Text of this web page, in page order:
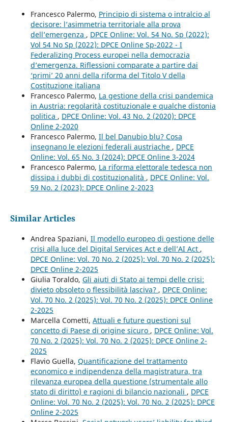
Francesco Palermo, Principio di sistema o intralcio al
decisore: l’asimmetria territoriale alla prova
dell’emergenza , DPCE Online: Vol. 54 No. Sp (2022):
Vol 54 No Sp (2022): DPCE Online Sp-2022 - I
Federalizing Process europei nella democrazia
d’emergenza. Riflessioni comparate a partire dai
‘primi’ 20 anni della riforma del Titolo V della
Costituzione italiana
Francesco Palermo, La gestione della crisi pandemica
in Austria: regolarità costituzionale e qualche distonia
politica , DPCE Online: Vol. 43 No. 2 (2020): DPCE
Online 2-2020
Francesco Palermo, Il bel Danubio blu? Cosa
insegnano le elezioni federali austriache , DPCE
Online: Vol. 65 No. 3 (2024): DPCE Online 3-2024
Francesco Palermo, La riforma elettorale tedesca non
dissipa i dubbi di costituzionalità , DPCE Online: Vol.
59 No. 2 (2023): DPCE Online 2-2023
Similar Articles
Andrea Spaziani, Il modello europeo di gestione delle
crisi alla luce del Digital Services Act e dell’AI Act ,
DPCE Online: Vol. 70 No. 2 (2025): Vol. 70 No. 2 (2025):
DPCE Online 2-2025
Giulia Toraldo, Gli aiuti di Stato ai tempi delle crisi:
divieto obsoleto o flessibilità lasciva? , DPCE Online:
Vol. 70 No. 2 (2025): Vol. 70 No. 2 (2025): DPCE Online
2-2025
Marcella Cometti, Attuali e future questioni sul
concetto di Paese di origine sicuro , DPCE Online: Vol.
70 No. 2 (2025): Vol. 70 No. 2 (2025): DPCE Online 2-
2025
Flavio Guella, Quantificazione del trattamento
economico e indipendenza della magistratura, tra
rilevanza europea della questione (strumentale allo
stato di diritto) e ragioni di bilancio nazionali , DPCE
Online: Vol. 70 No. 2 (2025): Vol. 70 No. 2 (2025): DPCE
Online 2-2025